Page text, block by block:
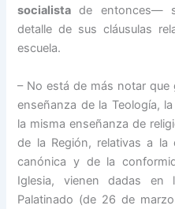
socialistade entonces—
detalle de sus cláusulas
escuela.
– No está de más notar que
enseñanza de la Teología,
la misma enseñanza de
de la Región, relativas a la
canónica y de la
Iglesia, vienen dadas en
Palatinado (de 26 de